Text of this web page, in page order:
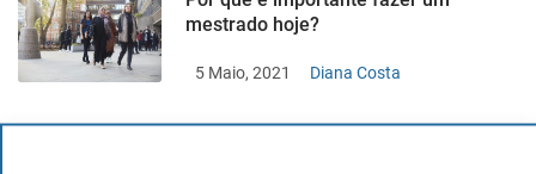
mestrado hoje?
5 Maio, 2021 Diana Costa